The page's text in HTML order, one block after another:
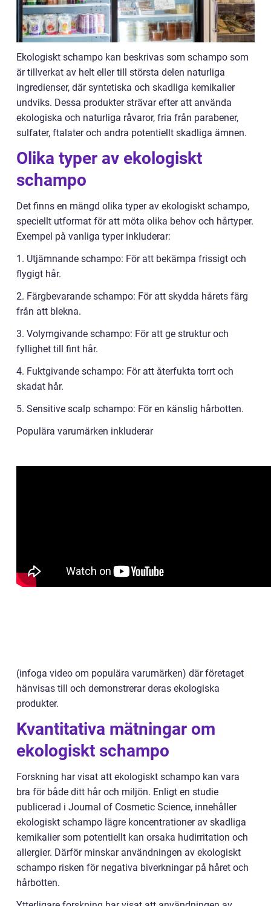
Ekologiskt schampo kan beskrivas som schampo som
är tillverkat av helt eller till största delen naturliga
ingredienser, där syntetiska och skadliga kemikalier
undviks. Dessa produkter strävar efter att använda
ekologiska och naturliga råvaror, fria från parabener,
sulfater, ftalater och andra potentiellt skadliga ämnen.
Olika typer av ekologiskt
schampo
Det finns en mängd olika typer av ekologiskt schampo,
speciellt utformat för att möta olika behov och hårtyper.
Exempel på vanliga typer inkluderar:
1. Utjämnande schampo: För att bekämpa frissigt och
flygigt hår.
2. Färgbevarande schampo: För att skydda hårets färg
från att blekna.
3. Volymgivande schampo: För att ge struktur och
fyllighet till fint hår.
4. Fuktgivande schampo: För att återfukta torrt och
skadat hår.
5. Sensitive scalp schampo: För en känslig hårbotten.
Populära varumärken inkluderar
(infoga video om populära varumärken) där företaget
hänvisas till och demonstrerar deras ekologiska
produkter.
Kvantitativa mätningar om
ekologiskt schampo
Forskning har visat att ekologiskt schampo kan vara
bra för både ditt hår och miljön. Enligt en studie
publicerad i Journal of Cosmetic Science, innehåller
ekologiskt schampo lägre koncentrationer av skadliga
kemikalier som potentiellt kan orsaka hudirritation och
allergier. Därför minskar användningen av ekologiskt
schampo risken för negativa biverkningar på håret och
hårbotten.